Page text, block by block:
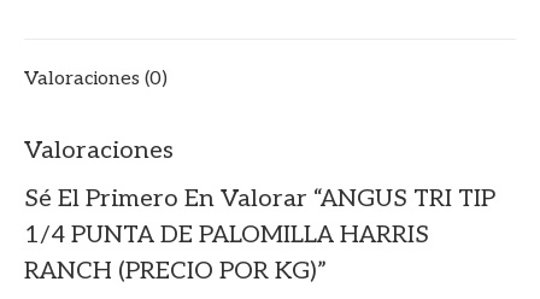
HARRIS
(PRECIO
POR
KG)
cantidad
Valoraciones (0)
Valoraciones
Sé El Primero En Valorar “ANGUS TRI TIP
1/4 PUNTA DE PALOMILLA HARRIS
RANCH (PRECIO POR KG)”